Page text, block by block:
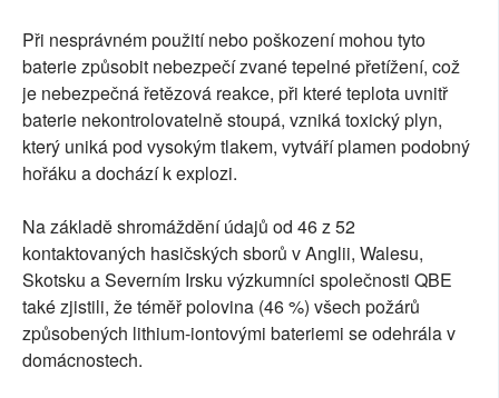
Při nesprávném použití nebo poškození mohou tyto
baterie způsobit nebezpečí zvané tepelné přetížení, což
je nebezpečná řetězová reakce, při které teplota uvnitř
baterie nekontrolovatelně stoupá, vzniká toxický plyn,
který uniká pod vysokým tlakem, vytváří plamen podobný
hořáku a dochází k explozi.
Na základě shromáždění údajů od 46 z 52
kontaktovaných hasičských sborů v Anglii, Walesu,
Skotsku a Severním Irsku výzkumníci společnosti QBE
také zjistili, že téměř polovina (46 %) všech požárů
způsobených lithium-iontovými bateriemi se odehrála v
domácnostech.